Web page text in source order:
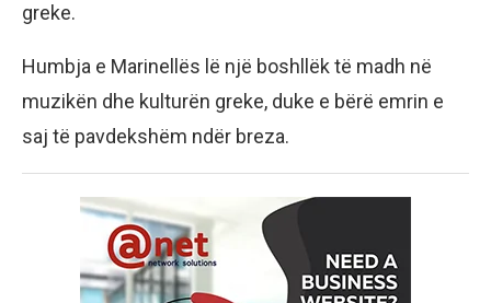
greke.
Humbja e Marinellës lë një boshllëk të madh në
muzikën dhe kulturën greke, duke e bërë emrin e
saj të pavdekshëm ndër breza.